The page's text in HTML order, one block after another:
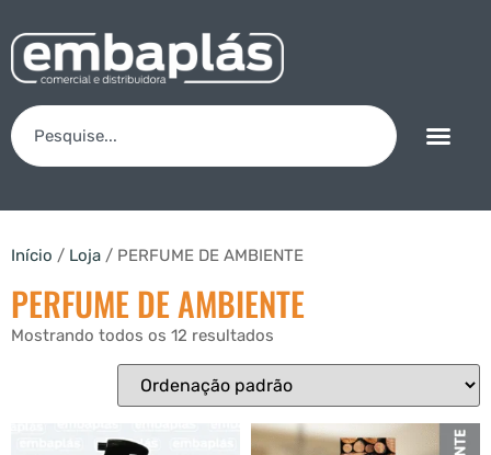
Início / Loja / PERFUME DE AMBIENTE
PERFUME DE AMBIENTE
Mostrando todos os 12 resultados